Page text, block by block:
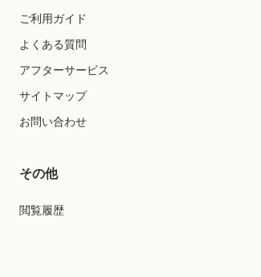
ご利用ガイド
よくある質問
アフターサービス
サイトマップ
お問い合わせ
その他
閲覧履歴